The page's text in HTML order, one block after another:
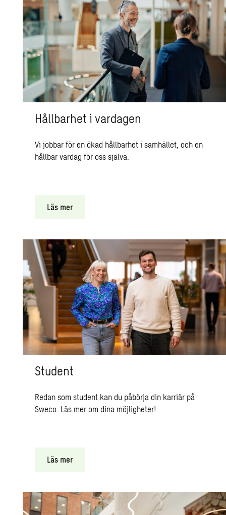
Hållbarhet i vardagen
Vi jobbar för en ökad hållbarhet i samhället, och en
hållbar vardag för oss själva.
Läs mer
Student
Redan som student kan du påbörja din karriär på
Sweco. Läs mer om dina möjligheter!
Läs mer